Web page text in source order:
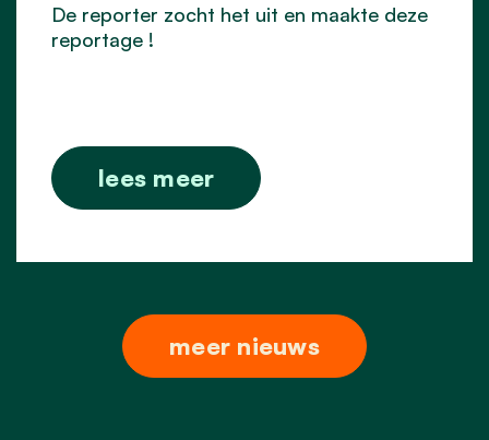
De reporter zocht het uit en maakte deze
reportage !
lees meer
meer nieuws